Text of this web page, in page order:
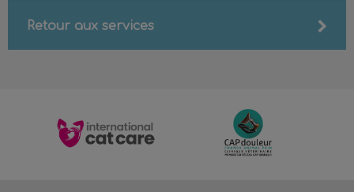
Retour aux services